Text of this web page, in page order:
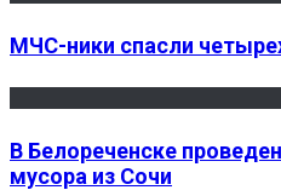
МЧС-ники спасли
В Белореченске
мусора из Сочи